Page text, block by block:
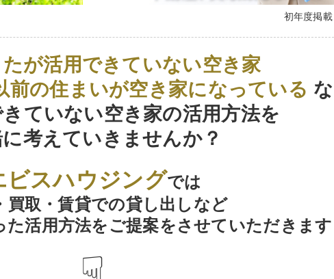
初年度掲
たが活用できていない空き家
前の住まいが空き家になっている
ていない空き家の活用方法を
考えていきませんか？
ビスハウジングでは
買取・賃貸での貸し出しなど
活用方法をご提案をさせていただきま